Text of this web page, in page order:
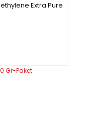
Extra Pure